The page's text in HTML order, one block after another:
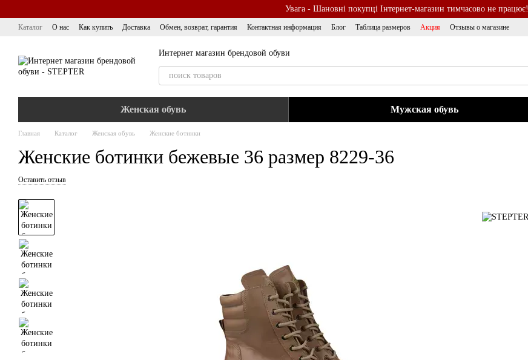
Увага - Шановні покупці Інтернет-магазин тимчасово не працює!
Каталог О нас Как купить Доставка Обмен, возврат, гарантия Контактная информация Блог Таблица размеров Акция Отзывы о магазине
Интернет магазин брендовой обуви
Женская обувь Мужская обувь
Главная Каталог Женская обувь Женские ботинки
Женские ботинки бежевые 36 размер 8229-36
Оставить отзыв